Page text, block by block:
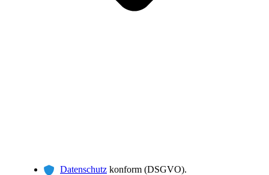
Datenschutz konform (DSGVO).